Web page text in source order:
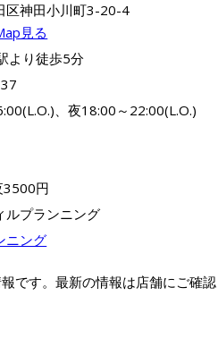
区神田小川町3-20-4
見る
より徒歩5分
、夜18:00～22:00(L.O.)
3500円
ルプランニング
ニング
です。最新の情報は店舗にご確認